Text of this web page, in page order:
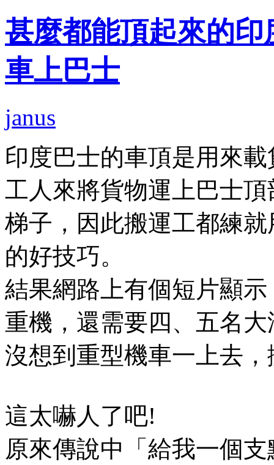
甚麼都能頂起來的
車上巴士
janus
印度巴士的車頂是用來
工人來將貨物運上巴士
梯子，因此搬運工都練
的好技巧。
結果網路上有個短片顯
重機，還需要四、五名
沒想到重型機車一上去
這太嚇人了吧!
原來傳說中「給我一個